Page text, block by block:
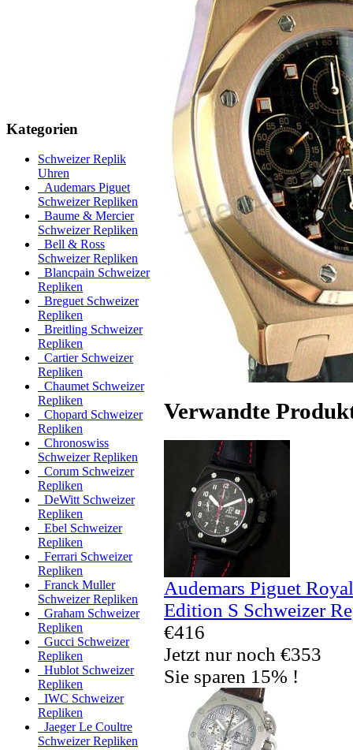
Kategorien
Schweizer Replik
Uhren
Audemars Piguet
Schweizer Repliken
Baume & Mercier
Schweizer Repliken
Bell & Ross
Schweizer Repliken
Blancpain Schweizer
Repliken
Breguet Schweizer
Repliken
Breitling Schweizer
Repliken
Cartier Schweizer
Repliken
Chaumet Schweizer
Repliken
Chopard Schweizer
Repliken
Chronoswiss
Schweizer Repliken
Corum Schweizer
Repliken
DeWitt Schweizer
Repliken
Ebel Schweizer
Repliken
Ferrari Schweizer
Repliken
Franck Muller
Schweizer Repliken
Graham Schweizer
Repliken
Gucci Schweizer
Repliken
Hublot Schweizer
Repliken
IWC Schweizer
Repliken
Jaeger Le Coultre
Schweizer Repliken
Verwandte
Audemars Piguet
Edition S Schweizer
€416
Jetzt nur noch €353
Sie sparen 15% !